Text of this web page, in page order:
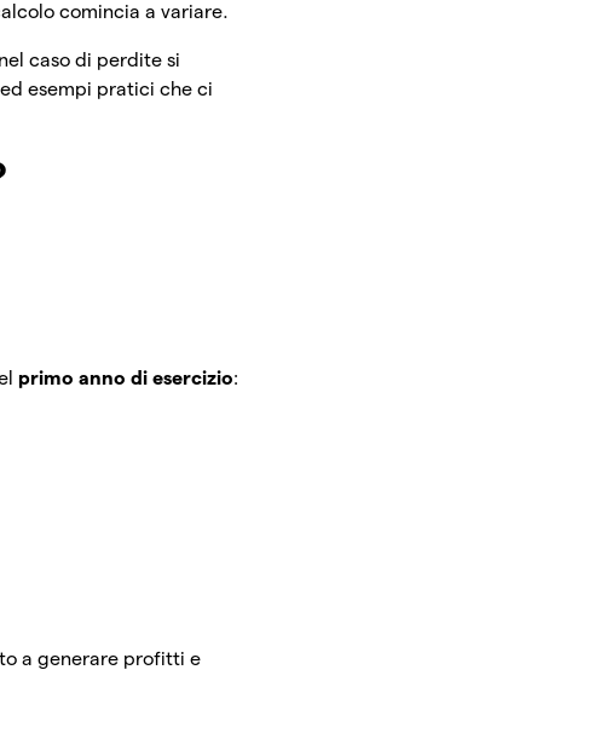
comincia a variare.
caso di perdite si
esempi pratici che ci
primo anno di esercizio:
a generare profitti e